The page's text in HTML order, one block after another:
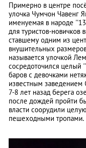
Примерно в центре
улочка Чумчон Чавенг
именуемая в народе
для туристов-новичков
ставшему одним из
внушительных
называется улочкой
сосредоточился целый
баров с девочками
известным
7-8 лет назад берега
после дождей пройти
власти соорудили
пешеходными тропами.